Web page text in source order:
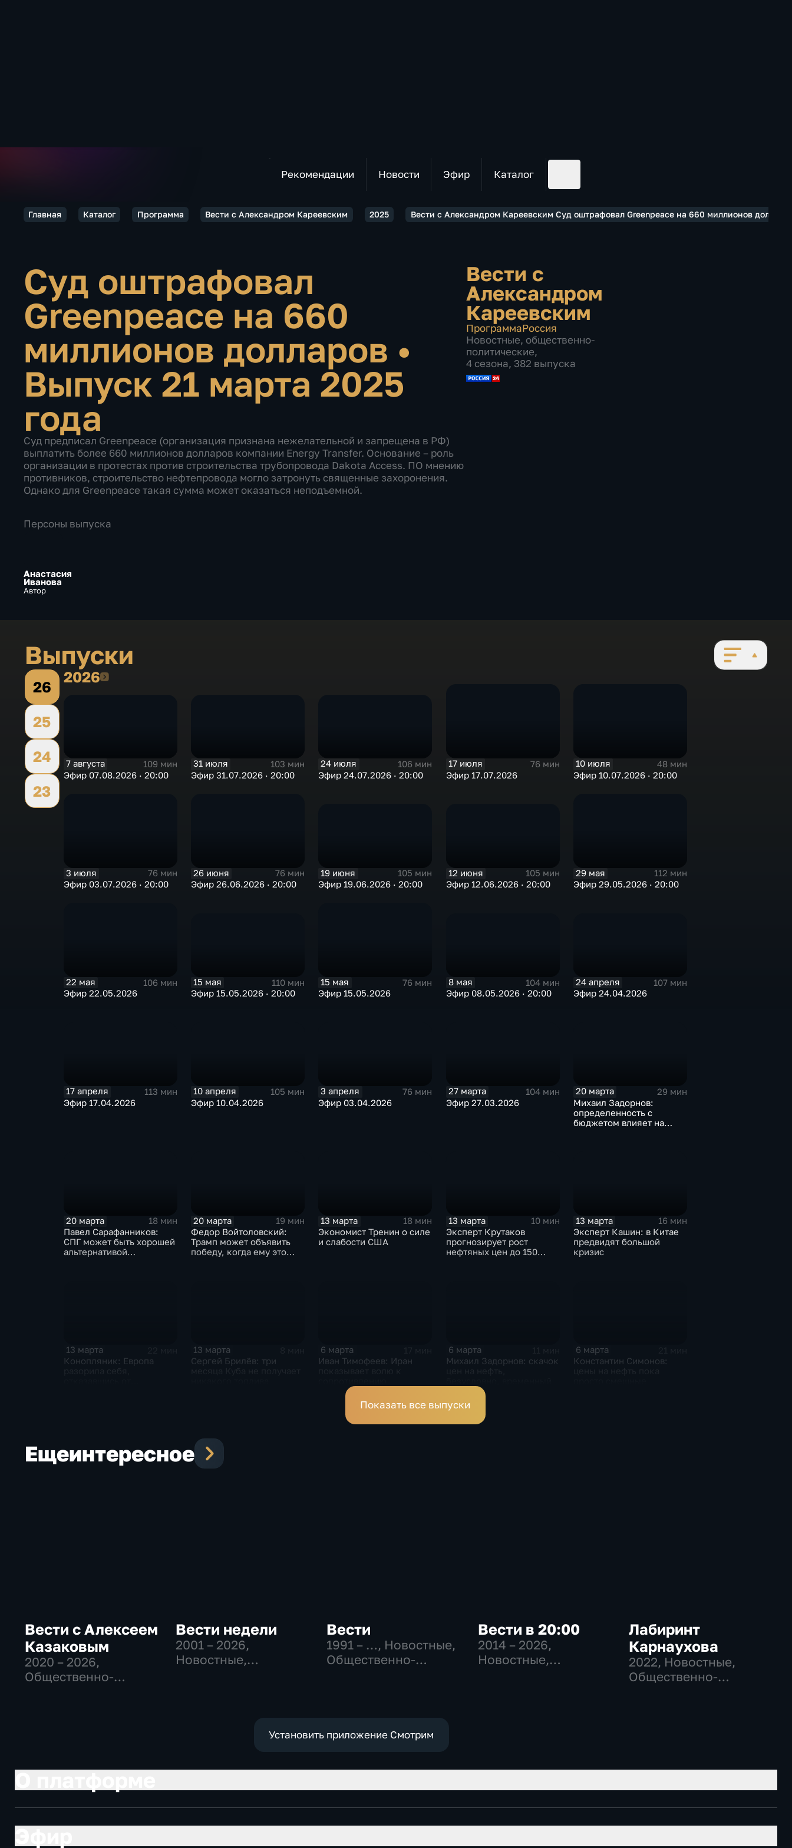
Рекомендации Новости Эфир Каталог
Главная Каталог Программа Вести с Александром Кареевским 2025 Вести с Александром Кареевским Суд оштрафовал Greenpeace на 660 миллионов
Суд оштрафовал
Greenpeace на 660
миллионов долларов •
Выпуск 21 марта 2025
года
Суд предписал Greenpeace (организация признана нежелательной и запрещена в РФ)
выплатить более 660 миллионов долларов компании Energy Transfer. Основание – роль
организации в протестах против строительства трубопровода Dakota Access. ПО мнению
противников, строительство нефтепровода могло затронуть священные захоронения.
Однако для Greenpeace такая сумма может оказаться неподъемной.
Вести с
Александром
Кареевским
ПрограммаРоссия
Новостные, общественно-
политические,
4 сезона, 382 выпуска
Персоны выпуска
Анастасия
Иванова
Автор
Выпуски
26
25
24
23
20262026
7 августа
109 мин
Эфир 07.08.2026 · 20:00
31 июля
103 мин
Эфир 31.07.2026 · 20:00
24 июля
106 мин
Эфир 24.07.2026 · 20:00
17 июля
76 мин
Эфир 17.07.2026
10 июля
48 мин
Эфир 10.07.2026 · 20:00
3 июля
76 мин
Эфир 03.07.2026 · 20:00
26 июня
76 мин
Эфир 26.06.2026 · 20:00
19 июня
105 мин
Эфир 19.06.2026 · 20:00
12 июня
105 мин
Эфир 12.06.2026 · 20:00
29 мая
112 мин
Эфир 29.05.2026 · 20:00
22 мая
106 мин
Эфир 22.05.2026
15 мая
110 мин
Эфир 15.05.2026 · 20:00
15 мая
76 мин
Эфир 15.05.2026
8 мая
104 мин
Эфир 08.05.2026 · 20:00
24 апреля
107 мин
Эфир 24.04.2026
17 апреля
113 мин
Эфир 17.04.2026
10 апреля
105 мин
Эфир 10.04.2026
3 апреля
76 мин
Эфир 03.04.2026
27 марта
104 мин
Эфир 27.03.2026
20 марта
29 мин
Михаил Задорнов:
определенность с
бюджетом влияет на
20 марта
18 мин
Павел Сарафанников:
СПГ может быть хорошей
альтернативой
20 марта
19 мин
Федор Войтоловский:
Трамп может объявить
победу, когда ему это
13 марта
18 мин
Экономист Тренин о силе
и слабости США
13 марта
10 мин
Эксперт Крутаков
прогнозирует рост
нефтяных цен до 150
13 марта
16 мин
Эксперт Кашин: в Китае
предвидят большой
кризис
13 марта
Конопляник: Европа
13 марта
Сергей Брилёв: три
6 марта
Иван Тимофеев: Иран
6 марта
Михаил Задорнов: скачок
6 марта
Константин Симонов:
Показать все выпуски
Ещеинтересное
Вести с Алексеем
Казаковым
2020 – 2026,
Общественно-
Вести недели
2001 – 2026,
Новостные,
Вести
1991 – …, Новостные,
Общественно-
Вести в 20:00
2014 – 2026,
Новостные,
Лабиринт
Карнаухова
2022, Новостные,
Общественно-
Установить приложение Смотрим